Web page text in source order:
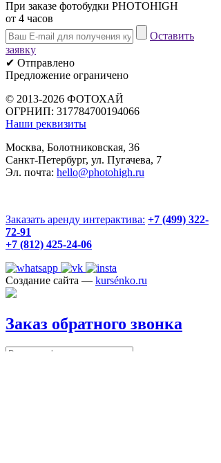
При заказе фотобудки PHOTOHIGH
от 4 часов
Оставить
заявку
✔ Отправлено
Предложение ограничено
© 2013-2026 ФОТОХАЙ
ОГРНИП: 317784700194066
Наши реквизиты
Москва, Болотниковская, 36
Санкт-Петербург, ул. Пугачева, 7
Эл. почта: hello@photohigh.ru
Заказать аренду интерактива: +7 (499) 322-
72-91
+7 (812) 425-24-06
Создание сайта — kursénko.ru
Заказ обратного звонка